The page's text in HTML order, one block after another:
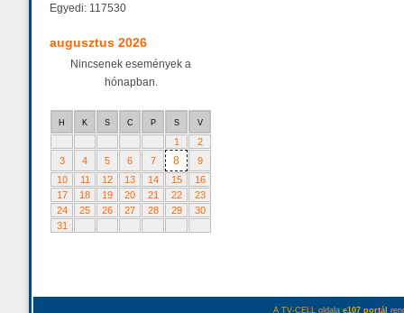
Egyedi: 117530
augusztus 2026
Nincsenek események a
hónapban.
H K S C P S V
1
2
3
4 5 6 7 8
9
10
11 12 13 14 15
16
17
18 19 20 21 22
23
24
25 26 27 28 29
30
31
A TV-CELL oldala e107 portál